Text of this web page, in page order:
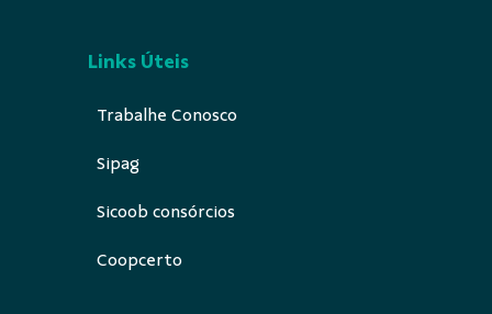
Links Úteis
Trabalhe Conosco
Sipag
Sicoob consórcios
Coopcerto